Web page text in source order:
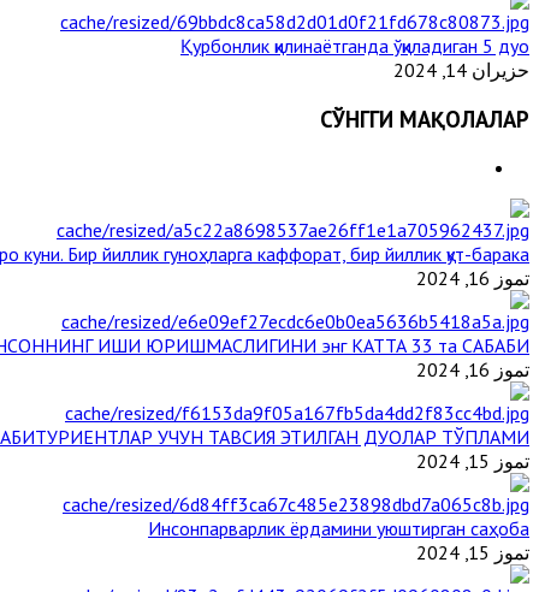
Қурбонлик қилинаётганда ўқиладиган 5 дуо
حزيران 14, 2024
СЎНГГИ МАҚОЛАЛАР
куни. Бир йиллик гуноҳларга каффорат, бир йиллик қут-барака
تموز 16, 2024
ИШИ ЮРИШМАСЛИГИНИ энг КАТТА 33 та САБАБИ
تموز 16, 2024
АБИТУРИЕНТЛАР УЧУН ТАВСИЯ ЭТИЛГАН ДУОЛАР ТЎПЛАМИ
تموز 15, 2024
Инсонпарварлик ёрдамини уюштирган саҳоба
تموز 15, 2024